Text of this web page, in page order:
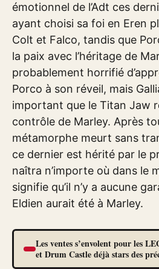
émotionnel de l’Adt ces
ayant choisi sa foi en Eren
Colt et Falco, tandis que
la paix avec l’héritage de
probablement horrifié
Porco à son réveil, mais
important que le Titan Jaw
contrôle de Marley. Après
métamorphe meurt sans
ce dernier est hérité par le
naîtra n’importe où dans le
signifie qu’il n’y a aucune
Eldien aurait été à Marley.
Les ventes s’envolent pour les
et Drum Castle déjà stars des